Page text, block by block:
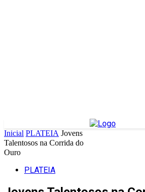
Inicial PLATEIA Jovens
Talentosos na Corrida do
Ouro
PLATEIA